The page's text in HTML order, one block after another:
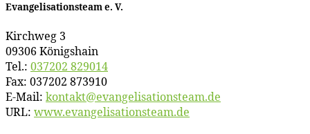
Evan­ge­li­sa­ti­ons­team e. V.
Kirch­weg 3
09306 Königshain
Tel.: 037202 829014
Fax: 037202 873910
E‑Mail: kontakt@​evangelisationsteam.​de
URL: www​.evan​ge​li​sa​ti​ons​team​.de